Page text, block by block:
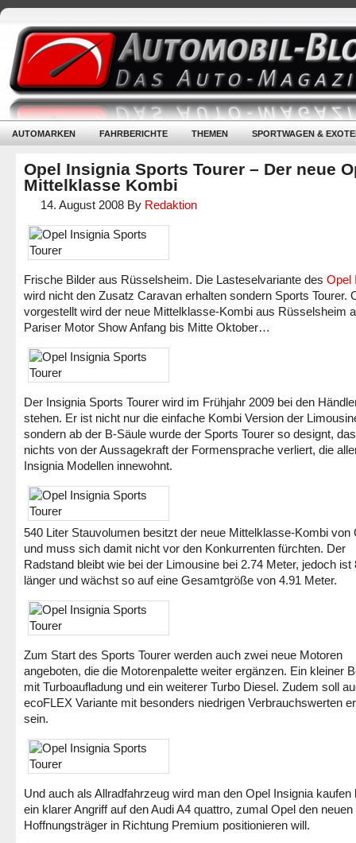
AUTOMARKEN FAHRBERICHTE THEMEN SPORTWAGEN &
Opel Insignia Sports Tourer – Der neue
Mittelklasse Kombi
14. August 2008 By Redaktion
Frische Bilder aus Rüsselsheim. Die Lasteselvariante des Opel
wird nicht den Zusatz Caravan erhalten sondern Sports Tourer.
vorgestellt wird der neue Mittelklasse-Kombi aus Rüsselsheim
Pariser Motor Show Anfang bis Mitte Oktober…
Der Insignia Sports Tourer wird im Frühjahr 2009 bei den
stehen. Er ist nicht nur die einfache Kombi Version der
sondern ab der B-Säule wurde der Sports Tourer so designt,
nichts von der Aussagekraft der Formensprache verliert, die
Insignia Modellen innewohnt.
540 Liter Stauvolumen besitzt der neue Mittelklasse-Kombi von
und muss sich damit nicht vor den Konkurrenten fürchten. Der
Radstand bleibt wie bei der Limousine bei 2.74 Meter, jedoch ist
länger und wächst so auf eine Gesamtgröße von 4.91 Meter.
Zum Start des Sports Tourer werden auch zwei neue Motoren
angeboten, die die Motorenpalette weiter ergänzen. Ein kleiner
mit Turboaufladung und ein weiterer Turbo Diesel. Zudem soll
ecoFLEX Variante mit besonders niedrigen Verbrauchswerten
sein.
Und auch als Allradfahrzeug wird man den Opel Insignia kaufen
ein klarer Angriff auf den Audi A4 quattro, zumal Opel den neuen
Hoffnungsträger in Richtung Premium positionieren will.